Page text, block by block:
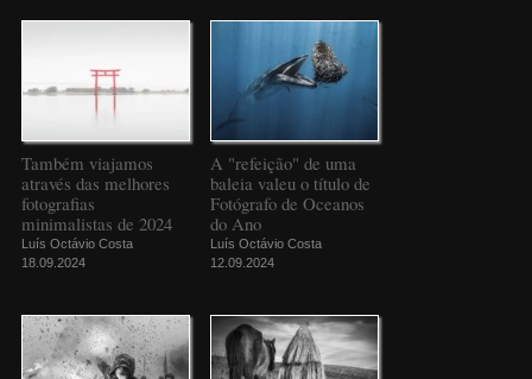
Também viajamos
através das melhores
fotografias
minimalistas de 2024
Luís Octávio Costa
18.09.2024
A "refeição" de uma
baleia valeu o título de
Fotógrafo de Oceanos
do Ano
Luís Octávio Costa
12.09.2024